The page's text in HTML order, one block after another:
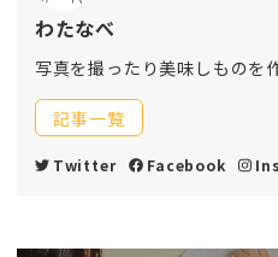
わたなべ
写真を撮ったり美味しものを
記事一覧
Twitter Facebook